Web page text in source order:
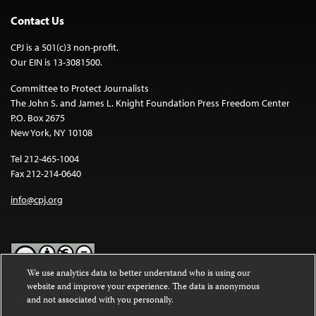
Contact Us
CPJ is a 501(c)3 non-profit.
Our EIN is 13-3081500.
Committee to Protect Journalists
The John S. and James L. Knight Foundation Press Freedom Center
P.O. Box 2675
New York, NY 10108
Tel 212-465-1004
Fax 212-214-0640
info@cpj.org
Except where noted, text on this website is licensed under a
Commons Attribution-NonCommercial-NoDerivatives 4.0
We use analytics data to better understand who is using our
website and improve your experience. The data is anonymous
and not associated with you personally.